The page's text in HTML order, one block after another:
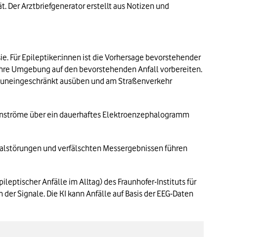
Der Arztbriefgenerator erstellt aus Notizen und
Für Epileptiker:innen ist die Vorhersage bevorstehender
Umgebung auf den bevorstehenden Anfall vorbereiten.
ausüben und am Straßenverkehr
über ein dauerhaftes Elektroenzephalogramm
und verfälschten Messergebnissen führen
Anfälle im Alltag) des Fraunhofer-Instituts für
Signale. Die KI kann Anfälle auf Basis der EEG-Daten